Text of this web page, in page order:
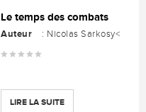
Le temps des combats
Auteur : Nicolas Sarkosy<
LIRE LA SUITE